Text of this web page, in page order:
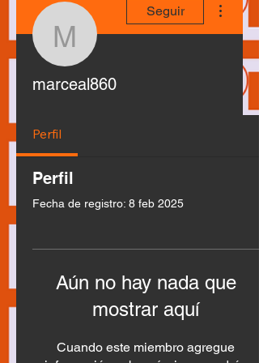
marceal860
Seguir
marceal860
Perfil
Perfil
Fecha de registro: 8 feb 2025
Aún no hay nada que
mostrar aquí
Cuando este miembro agregue